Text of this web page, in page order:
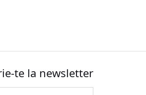
te la newsletter